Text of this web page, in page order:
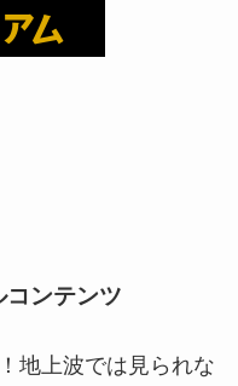
ンテンツ
地上波では見られな